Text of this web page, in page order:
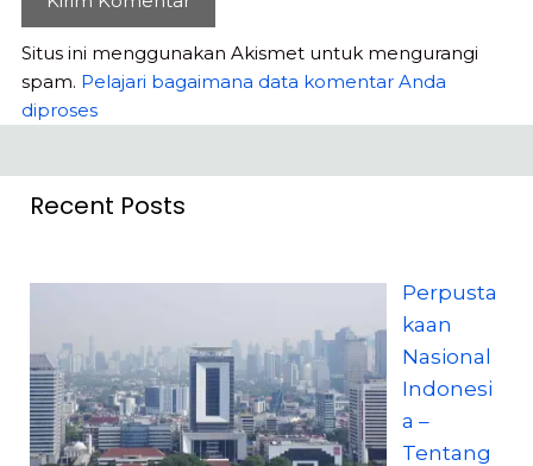
Situs ini menggunakan Akismet untuk mengurangi
spam. Pelajari bagaimana data komentar Anda
diproses
Recent Posts
Perpusta
kaan
Nasional
Indonesi
a –
Tentang